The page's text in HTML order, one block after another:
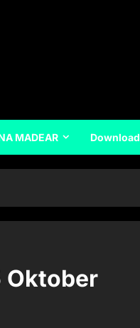
MADEAR Download
Oktober